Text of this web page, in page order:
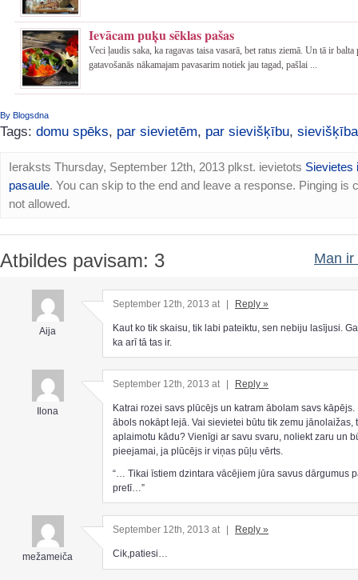
Ievācam puķu sēklas pašas
Veci ļaudis saka, ka ragavas taisa vasarā, bet ratus ziemā. Un tā ir
gatavošanās nākamajam pavasarim notiek jau tagad, pašlai ...
By Blogsdna
Tags: domu spēks, par sievietēm, par sievišķību, sievišķība
Ieraksts Thursday, September 12th, 2013 plkst. ievietots Sievietes
pasaule. You can skip to the end and leave a response. Pinging is
not allowed.
Atbildes pavisam: 3 Man ir
Aija
September 12th, 2013 at | Reply »
Kaut ko tik skaisu, tik labi pateiktu, sen nebiju lasījusi.
ka arī tā tas ir.
Ilona
September 12th, 2013 at Reply »
Katrai rozei savs plūcējs un katram ābolam savs kāpējs.
ābols nokāpt lejā. Vai sievietei būtu tik zemu jānolaižas,
aplaimotu kādu? Vienīgi ar savu svaru, noliekt zaru un
pieejamai, ja plūcējs ir viņas pūļu vērts.
“… Tikai īstiem dzintara vācējiem jūra savus dārgumus
pretī…”
mežameiča
September 12th, 2013 at Reply »
Cik,patiesi…